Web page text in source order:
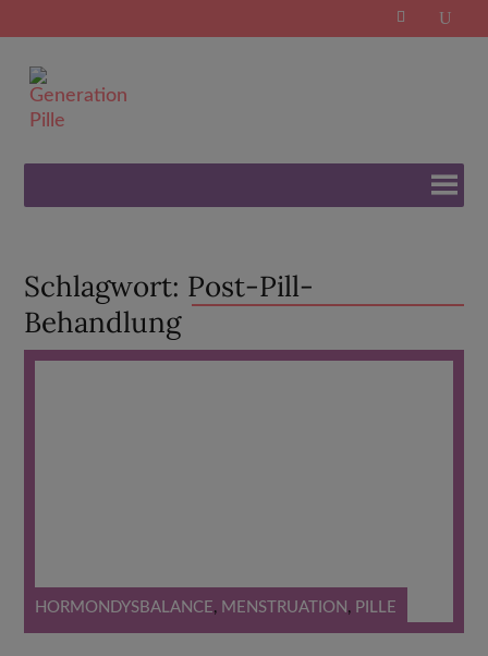
for:
Schlagwort: Post-Pill-
Behandlung
HORMONDYSBALANCE, MENSTRUATION , PILLE